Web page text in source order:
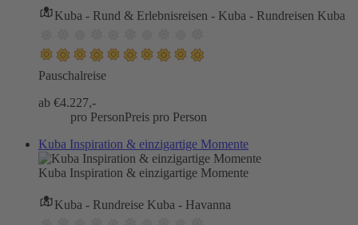
Kuba - Rund & Erlebnisreisen - Kuba - Rundreisen Kuba
Pauschalreise
ab €4.227,-
pro PersonPreis pro Person
Kuba Inspiration & einzigartige Momente
Kuba Inspiration & einzigartige Momente
Kuba - Rundreise Kuba - Havanna